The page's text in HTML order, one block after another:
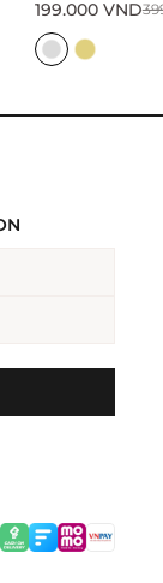
199.000VND